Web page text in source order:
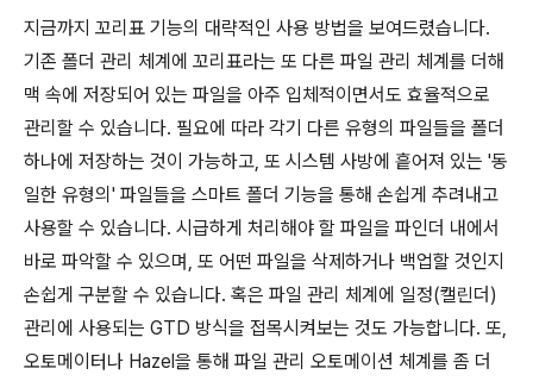
지금까지 꼬리표 기능의 대략적인 사용 방법을 보여드렸습니다.
기존 폴더 관리 체계에 꼬리표라는 또 다른 파일 관리 체계를 더해
맥 속에 저장되어 있는 파일을 아주 입체적이면서도 효율적으로
관리할 수 있습니다. 필요에 따라 각기 다른 유형의 파일들을 폴더
하나에 저장하는 것이 가능하고, 또 시스템 사방에 흩어져 있는 '동
일한 유형의' 파일들을 스마트 폴더 기능을 통해 손쉽게 추려내고
사용할 수 있습니다. 시급하게 처리해야 할 파일을 파인더 내에서
바로 파악할 수 있으며, 또 어떤 파일을 삭제하거나 백업할 것인지
손쉽게 구분할 수 있습니다. 혹은 파일 관리 체계에 일정(캘린더)
관리에 사용되는 GTD 방식을 접목시켜보는 것도 가능합니다. 또,
오토메이터나 Hazel을 통해 파일 관리 오토메이션 체계를 좀 더